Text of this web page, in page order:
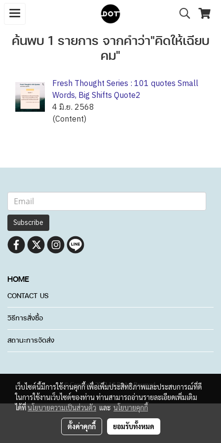
ค้นพบ 1 รายการ จากคำว่า"คิดให้เฉียบ
คม"
Fresh Thought Series : 101 quotes Small
Words, Big Shifts Quote2
4 มิ.ย. 2568
(Content)
Subscribe
HOME
CONTACT US
วิธีการสั่งซื้อ
สถานะการจัดส่ง
© Copyright 2022 All Rights Reserved.
เว็บไซต์นี้มีการใช้งานคุกกี้ เพื่อเพิ่มประสิทธิภาพและประสบการณ์ที่ดี
ในการใช้งานเว็บไซต์ของท่าน ท่านสามารถอ่านรายละเอียดเพิ่มเติม
ได้ที่นโยบายความเป็นส่วนตัว และ นโยบายคุกกี้
ตั้งค่าคุกกี้ ยอมรับทั้งหมด